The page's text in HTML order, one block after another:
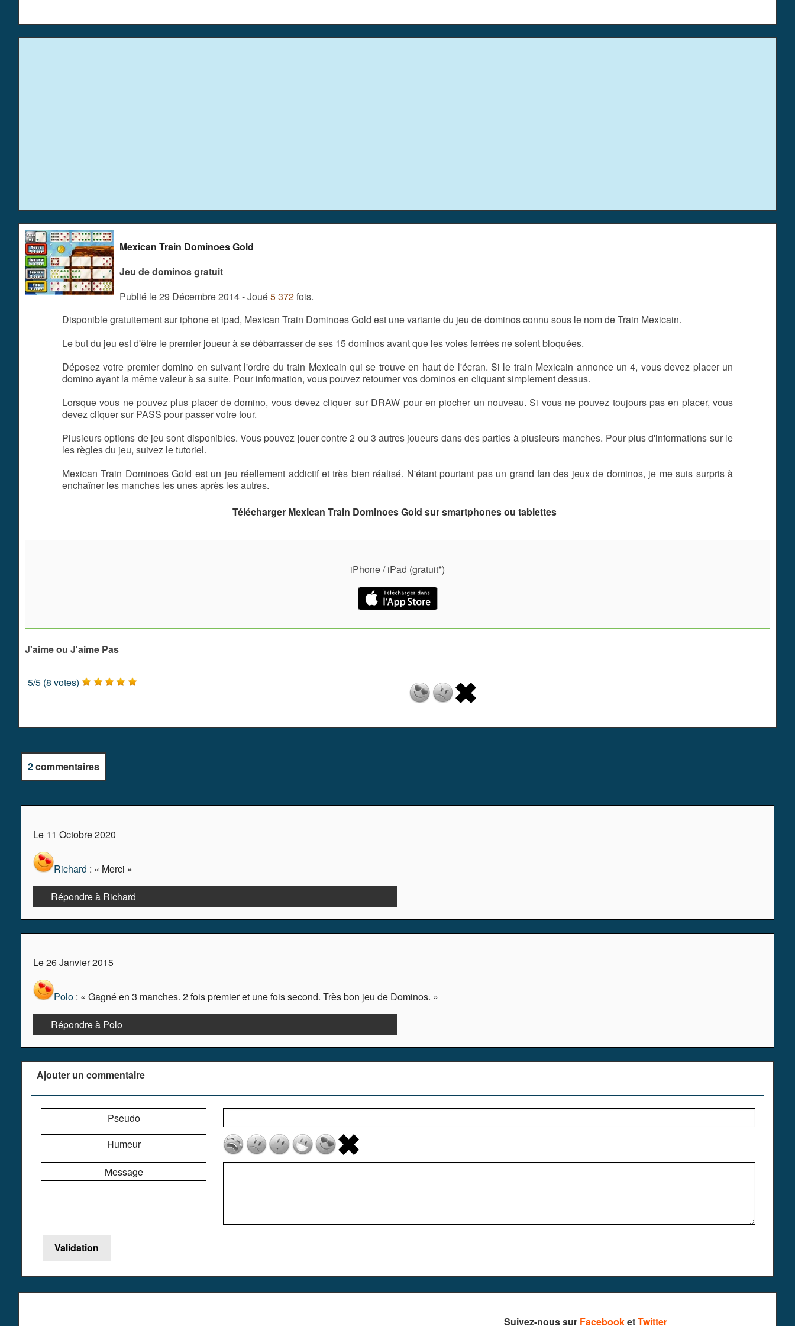
Mexican Train Dominoes Gold
Jeu de dominos gratuit
Publié le 29 Décembre 2014 - Joué5 372fois.
Disponible gratuitement sur iphone et ipad, Mexican Train Dominoes Gold est une variante du jeu de dominos connu sous le nom de Train Mexicain.
Le but du jeu est d'être le premier joueur à se débarrasser de ses 15 dominos avant que les voies ferrées ne soient bloquées.
Déposez votre premier domino en suivant l'ordre du train Mexicain qui se trouve en haut de l'écran. Si le train Mexicain annonce un 4, vous devez placer un
domino ayant la même valeur à sa suite. Pour information, vous pouvez retourner vos dominos en cliquant simplement dessus.
Lorsque vous ne pouvez plus placer de domino, vous devez cliquer sur DRAW pour en piocher un nouveau. Si vous ne pouvez toujours pas en placer, vous
devez cliquer sur PASS pour passer votre tour.
Plusieurs options de jeu sont disponibles. Vous pouvez jouer contre 2 ou 3 autres joueurs dans des parties à plusieurs manches. Pour plus d'informations sur le
les règles du jeu, suivez le tutoriel.
Mexican Train Dominoes Gold est un jeu réellement addictif et très bien réalisé. N'étant pourtant pas un grand fan des jeux de dominos, je me suis surpris à
enchaîner les manches les unes après les autres.
Télécharger Mexican Train Dominoes Gold sur smartphones ou tablettes
iPhone / iPad (gratuit*)
J'aime ou J'aime Pas
5/5 (8 votes)
2commentaires
Le 11 Octobre 2020
Richard : « Merci »
Répondre à Richard
Le 26 Janvier 2015
Polo : « Gagné en 3 manches. 2 fois premier et une fois second. Très bon jeu de Dominos. »
Répondre à Polo
Ajouter un commentaire
Pseudo
Humeur
Message
Suivez-nous sur FacebooketTwitter